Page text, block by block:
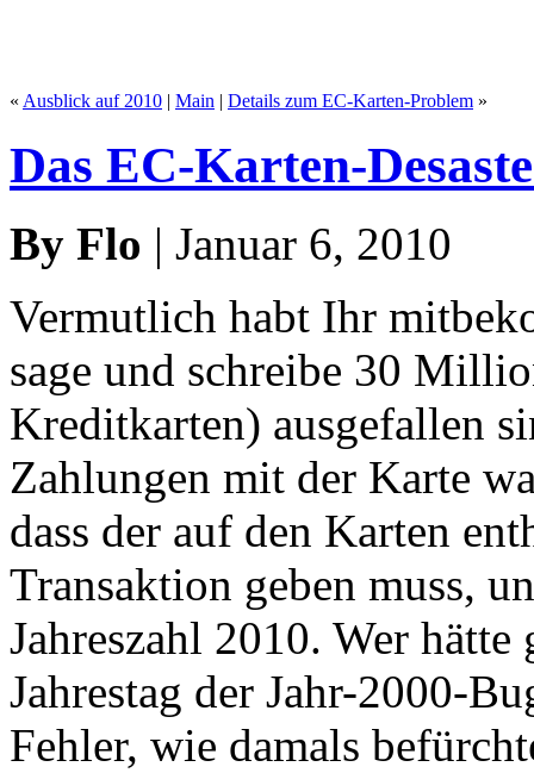
« Ausblick auf 2010 | Main | Details zum EC-Karten-Problem »
Das EC-Karten-
By Flo | Januar 6, 2010
Vermutlich habt Ihr
sage und schreibe 30
Kreditkarten) ausgefallen
Zahlungen mit der Karte
dass der auf den Karten
Transaktion geben muss,
Jahreszahl 2010. Wer
Jahrestag der Jahr-2000-
Fehler, wie damals